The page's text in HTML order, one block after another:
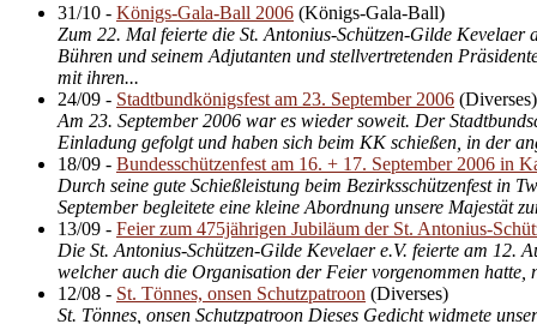
31/10 - Königs-Gala-Ball 2006 (Königs-Gala-Ball)
Zum 22. Mal feierte die St. Antonius-Schützen-Gilde
Bühren und seinem Adjutanten und stellvertretenden
mit ihren...
24/09 - Stadtbundkönigsfest am 23. September 2006 (Diverses)
Am 23. September 2006 war es wieder soweit. Der
Einladung gefolgt und haben sich beim KK schießen, in der
18/09 - Bundesschützenfest am 16. + 17. September 2006 in
Durch seine gute Schießleistung beim Bezirksschützenfest in
September begleitete eine kleine Abordnung unsere Majestät
13/09 - Feier zum 475jährigen Jubiläum der St. Antonius-
Die St. Antonius-Schützen-Gilde Kevelaer e.V. feierte am 12.
welcher auch die Organisation der Feier vorgenommen
12/08 - St. Tönnes, onsen Schutzpatroon (Diverses)
St. Tönnes, onsen Schutzpatroon Dieses Gedicht widmete